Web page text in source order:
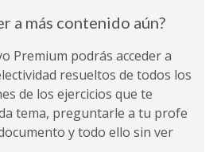
a más contenido aún?
Premium podrás acceder a
resueltos de todos los
de los ejercicios que te
tema, preguntarle a tu profe
y todo ello sin ver